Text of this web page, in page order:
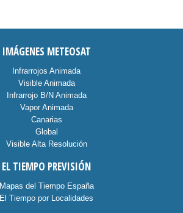
IMÁGENES METEOSAT
Infrarrojos Animada
Visible Animada
Infrarrojo B/N Animada
Vapor Animada
Canarias
Global
Visible Alta Resolución
EL TIEMPO PREVISIÓN
Mapas del Tiempo España
El Tiempo por Localidades